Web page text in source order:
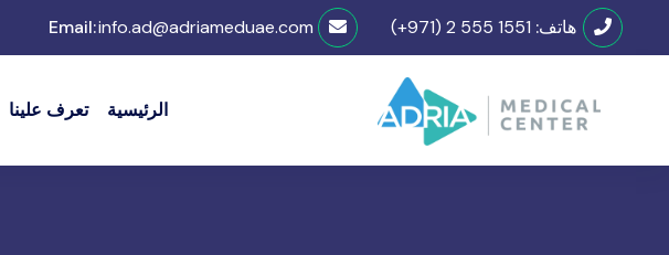
هاتف: (+971) 2 555 1551
Email:info.ad@adriameduae.com
الرئيسية تعرف علينا